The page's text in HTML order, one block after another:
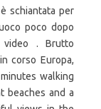
schiantata per
poco dopo
video . Brutto
corso Europa,
walking
beaches and a